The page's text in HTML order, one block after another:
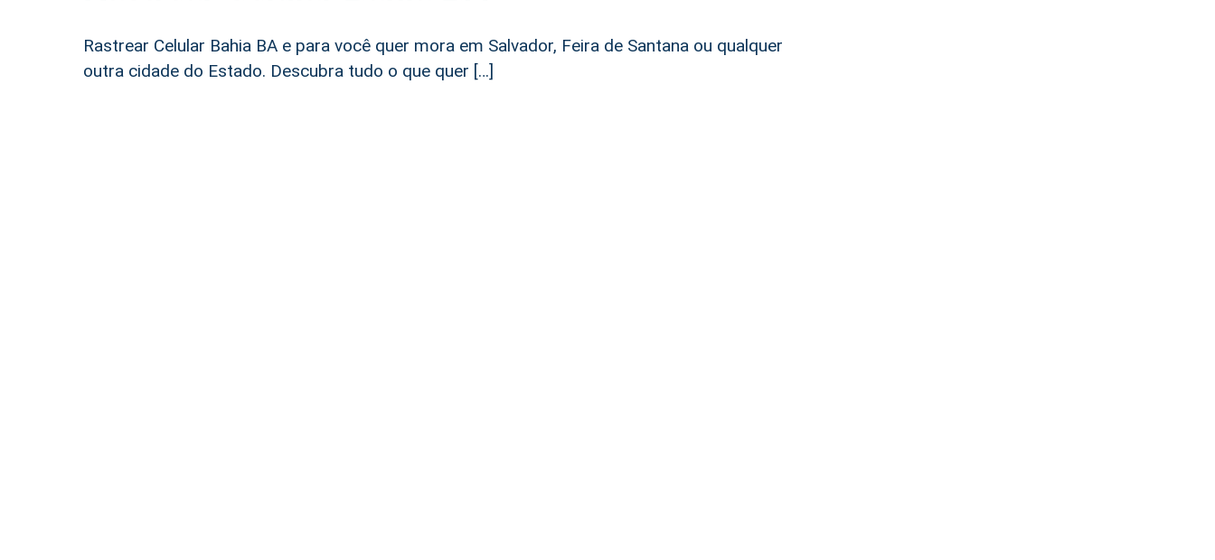
Rastrear Celular Bahia BA e para você quer mora em Salvador, Feira de Santana ou qualquer
outra cidade do Estado. Descubra tudo o que quer […]